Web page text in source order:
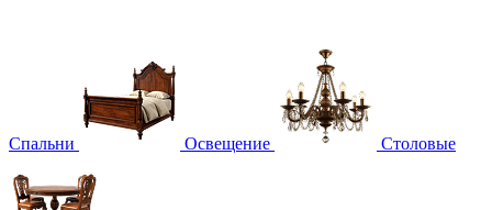
Спальни Освещение Столовые